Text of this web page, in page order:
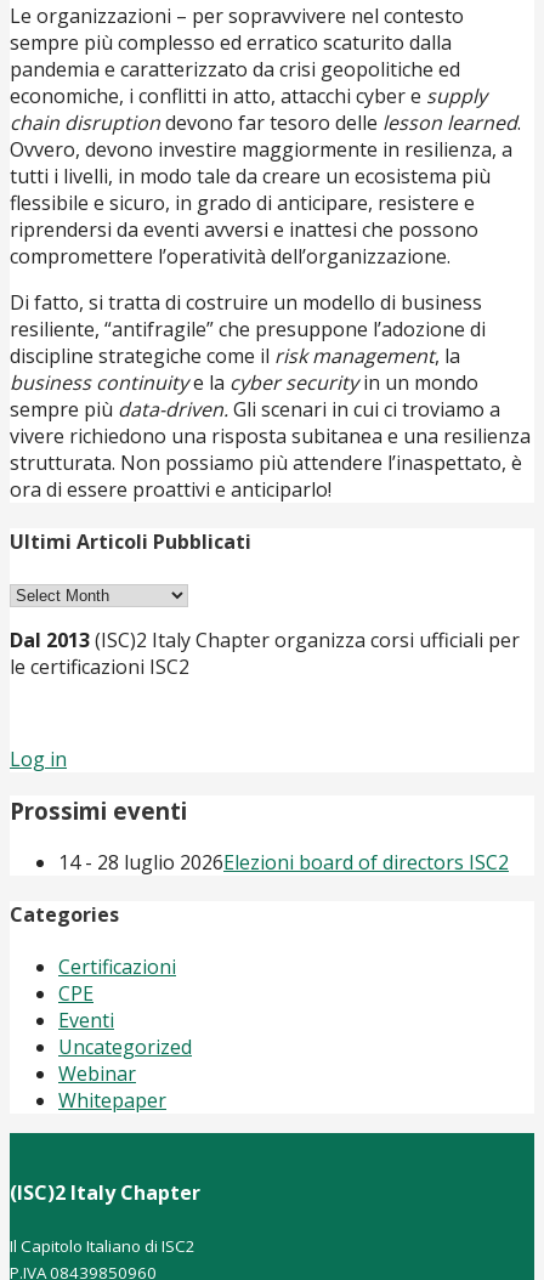
Le organizzazioni – per sopravvivere nel contesto
sempre più complesso ed erratico scaturito dalla
pandemia e caratterizzato da crisi geopolitiche ed
economiche, i conflitti in atto, attacchi cyber e supply
chain disruptiondevono far tesoro delle lesson learned.
Ovvero, devono investire maggiormente in resilienza, a
tutti i livelli, in modo tale da creare un ecosistema più
flessibile e sicuro, in grado di anticipare, resistere e
riprendersi da eventi avversi e inattesi che possono
compromettere l’operatività dell’organizzazione.
Di fatto, si tratta di costruire un modello di business
resiliente, “antifragile” che presuppone l’adozione di
discipline strategiche come il risk management, la
business continuitye la cyber securityin un mondo
sempre più data-driven.Gli scenari in cui ci troviamo a
vivere richiedono una risposta subitanea e una resilienza
strutturata. Non possiamo più attendere l’inaspettato, è
ora di essere proattivi e anticiparlo!
Ultimi Articoli Pubblicati
Ultimi
Pubblicati
Dal 2013(ISC)2 Italy Chapter organizza corsi ufficiali per
le certificazioni ISC2
Log in
Prossimi eventi
14 - 28 luglio 2026Elezioni board of directors ISC2
Categories
Certificazioni
CPE
Eventi
Uncategorized
Webinar
Whitepaper
(ISC)2 Italy Chapter
Il Capitolo Italiano di ISC2
P.IVA 08439850960